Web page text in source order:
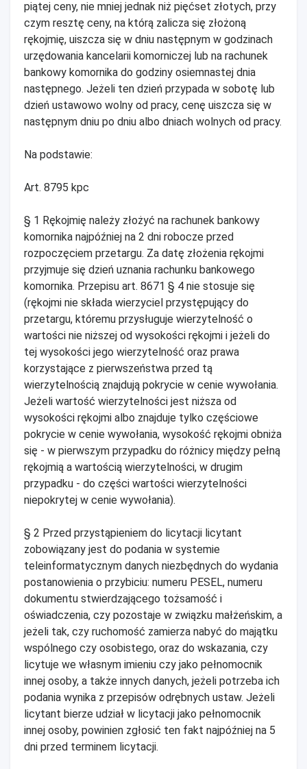
piątej ceny, nie mniej jednak niż pięćset złotych, przy
czym resztę ceny, na którą zalicza się złożoną
rękojmię, uiszcza się w dniu następnym w godzinach
urzędowania kancelarii komorniczej lub na rachunek
bankowy komornika do godziny osiemnastej dnia
następnego. Jeżeli ten dzień przypada w sobotę lub
dzień ustawowo wolny od pracy, cenę uiszcza się w
następnym dniu po dniu albo dniach wolnych od pracy.
Na podstawie:
Art. 8795 kpc
§ 1 Rękojmię należy złożyć na rachunek bankowy
komornika najpóźniej na 2 dni robocze przed
rozpoczęciem przetargu. Za datę złożenia rękojmi
przyjmuje się dzień uznania rachunku bankowego
komornika. Przepisu art. 8671 § 4 nie stosuje się
(rękojmi nie składa wierzyciel przystępujący do
przetargu, któremu przysługuje wierzytelność o
wartości nie niższej od wysokości rękojmi i jeżeli do
tej wysokości jego wierzytelność oraz prawa
korzystające z pierwszeństwa przed tą
wierzytelnością znajdują pokrycie w cenie wywołania.
Jeżeli wartość wierzytelności jest niższa od
wysokości rękojmi albo znajduje tylko częściowe
pokrycie w cenie wywołania, wysokość rękojmi obniża
się - w pierwszym przypadku do różnicy między pełną
rękojmią a wartością wierzytelności, w drugim
przypadku - do części wartości wierzytelności
niepokrytej w cenie wywołania).
§ 2 Przed przystąpieniem do licytacji licytant
zobowiązany jest do podania w systemie
teleinformatycznym danych niezbędnych do wydania
postanowienia o przybiciu: numeru PESEL, numeru
dokumentu stwierdzającego tożsamość i
oświadczenia, czy pozostaje w związku małżeńskim, a
jeżeli tak, czy ruchomość zamierza nabyć do majątku
wspólnego czy osobistego, oraz do wskazania, czy
licytuje we własnym imieniu czy jako pełnomocnik
innej osoby, a także innych danych, jeżeli potrzeba ich
podania wynika z przepisów odrębnych ustaw. Jeżeli
licytant bierze udział w licytacji jako pełnomocnik
innej osoby, powinien zgłosić ten fakt najpóźniej na 5
dni przed terminem licytacji.